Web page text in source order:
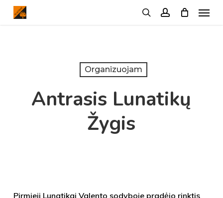
Skip
Menu
Organizuojam
Antrasis Lunatikų
Žygis
Pirmieji Lunatikai Valento sodyboje pradėjo rinktis